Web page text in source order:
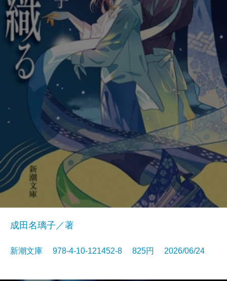
成田名璃子／著
新潮文庫 978-4-10-121452-8 825円 2026/06/24